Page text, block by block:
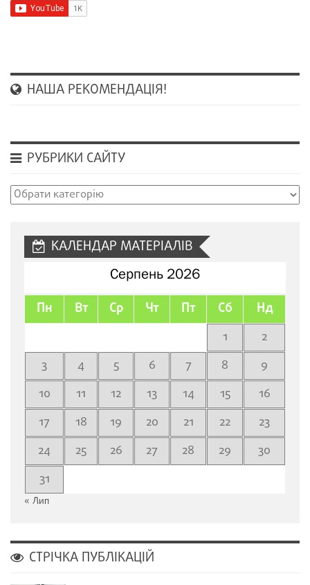
НАША РЕКОМЕНДАЦІЯ!
РУБРИКИ САЙТУ
Рубрики
КАЛЕНДАР МАТЕРІАЛІВ
Серпень 2026
Пн Вт Ср Чт Пт Сб Нд
1
2
3
4 5 6 7 8
9
10
11 12 13 14 15
16
17
18 19 20 21 22
23
24
25 26 27 28 29
30
31
« Лип
СТРІЧКА ПУБЛІКАЦІЙ